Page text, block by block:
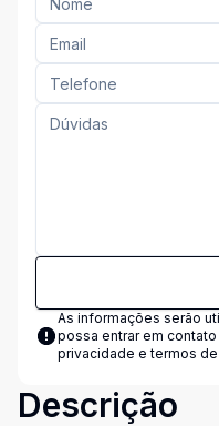
As informações serão
possa entrar em
privacidade e termos
Descrição